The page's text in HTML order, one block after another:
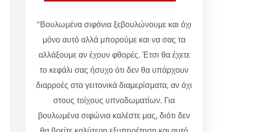
"Βουλωμένα σιφόνια ξεβουλώνουμε και όχι
μόνο αυτό αλλά μπορούμε και να σας τα
αλλάξουμε αν έχουν φθορές. Έτσι θα έχετε
το κεφάλι σας ήσυχο ότι δεν θα υπάρχουν
διαρροές στα γειτονικά διαμερίσματα, αν όχι
στους τοίχους υπνοδωματίων. Για
βουλωμένα σιφώνια καλέστε μας, διότι δεν